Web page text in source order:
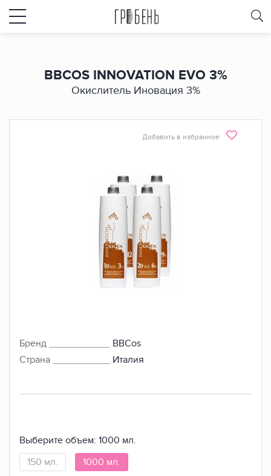
BBCOS INNOVATION EVO 3%
Окислитель Иновация 3%
Бренд
BBCos
Страна
Италия
Выберите объем: 1000 мл.
150 мл.
1000 мл.
Добавить в избранное